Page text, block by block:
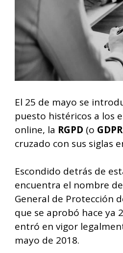
El 25 de mayo se
puesto histéricos a los
online, la RGPD (o GDPR
cruzado con sus siglas
Escondido detrás de
encuentra el nombre
General de Protección
que se aprobó hace ya
entró en vigor
mayo de 2018.